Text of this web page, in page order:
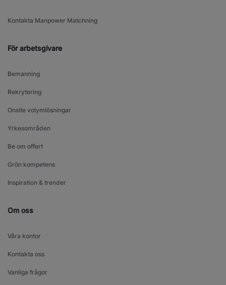
Kontakta Manpower Matchning
För arbetsgivare
Bemanning
Rekrytering
Onsite volymlösningar
Yrkesområden
Be om offert
Grön kompetens
Inspiration & trender
Om oss
Våra kontor
Kontakta oss
Vanliga frågor